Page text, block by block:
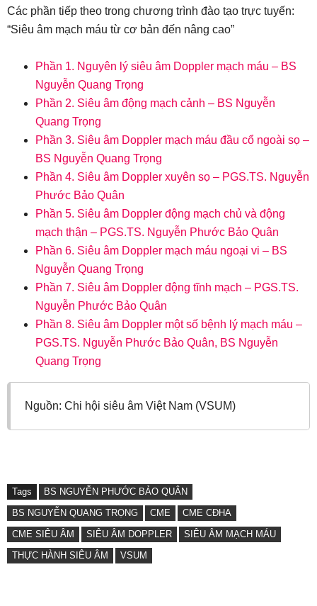
Các phần tiếp theo trong chương trình đào tạo trực tuyến:
“Siêu âm mạch máu từ cơ bản đến nâng cao”
Phần 1. Nguyên lý siêu âm Doppler mạch máu – BS
Nguyễn Quang Trọng
Phần 2. Siêu âm động mạch cảnh – BS Nguyễn
Quang Trọng
Phần 3. Siêu âm Doppler mạch máu đầu cổ ngoài sọ –
BS Nguyễn Quang Trọng
Phần 4. Siêu âm Doppler xuyên sọ – PGS.TS. Nguyễn
Phước Bảo Quân
Phần 5. Siêu âm Doppler động mạch chủ và động
mạch thận – PGS.TS. Nguyễn Phước Bảo Quân
Phần 6. Siêu âm Doppler mạch máu ngoại vi – BS
Nguyễn Quang Trọng
Phần 7. Siêu âm Doppler động tĩnh mạch – PGS.TS.
Nguyễn Phước Bảo Quân
Phần 8. Siêu âm Doppler một số bệnh lý mạch máu –
PGS.TS. Nguyễn Phước Bảo Quân, BS Nguyễn
Quang Trọng
Nguồn: Chi hội siêu âm Việt Nam (VSUM)
Tags
BS NGUYỄN PHƯỚC BẢO QUÂN
BS NGUYỄN QUANG TRỌNG
CME
CME CĐHA
CME SIÊU ÂM
SIÊU ÂM DOPPLER
SIÊU ÂM MẠCH MÁU
THỰC HÀNH SIÊU ÂM
VSUM